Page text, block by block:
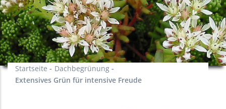
Startseite - Dachbegrünung -
Extensives Grün für intensive Freude